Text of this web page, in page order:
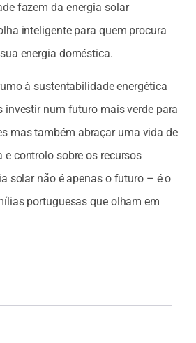
fazem da energia solar
inteligente para quem procura
energia doméstica.
à sustentabilidade energética
num futuro mais verde para
mas também abraçar uma vida de
e controlo sobre os recursos
solar não é apenas o futuro – é o
portuguesas que olham em